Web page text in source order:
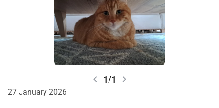
chevron_left 1/1 chevron_right
27 January 2026